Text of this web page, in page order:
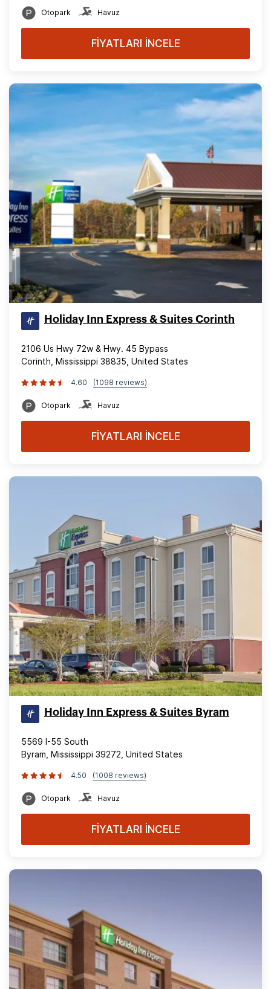
Otopark Havuz
FİYATLARI İNCELE
Holiday Inn Express & Suites Corinth
2106 Us Hwy 72w & Hwy. 45 Bypass
Corinth, Mississippi 38835, United States
4.60 (1098 reviews)
Otopark Havuz
FİYATLARI İNCELE
Holiday Inn Express & Suites Byram
5569 I-55 South
Byram, Mississippi 39272, United States
4.50 (1008 reviews)
Otopark Havuz
FİYATLARI İNCELE